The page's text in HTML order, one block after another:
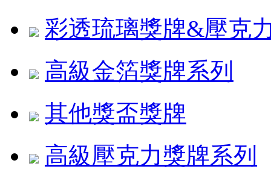
彩透琉璃獎牌&壓克
高級金箔獎牌系列
其他獎盃獎牌
高級壓克力獎牌系列